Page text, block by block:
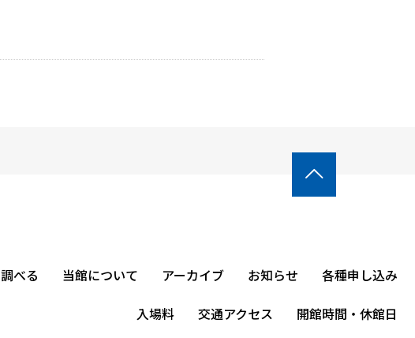

調べる 当館について アーカイブ お知らせ 各種申し込み
入場料 交通アクセス 開館時間・休館日